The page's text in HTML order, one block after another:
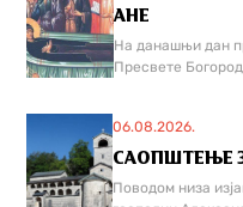
АНЕ
На данашњи дан
Пресвете
06.08.2026.
САОПШТЕЊЕ
Поводом низа